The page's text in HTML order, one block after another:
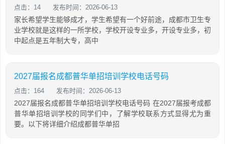
点击：14 发布时间：2026-06-13
家长希望学生能够成才，学生希望有一个好前途，成都市卫生专
业学校就是这样的一所学校，学校开设专业多，开设专业多，初
中起点是五年制大专，高中
2027届报名成都普华单招培训学校电话号码
点击：164 发布时间：2026-06-13
2027届报名成都普华单招培训学校电话号码 在2027届报考成都
普华单招培训学校的同学们中，了解学校联系方式显得尤为重
要。以下将详细介绍成都普华单招